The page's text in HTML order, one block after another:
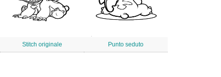
Stitch originale Punto seduto